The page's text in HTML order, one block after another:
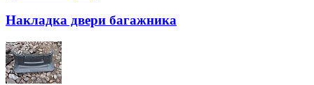
Накладка двери багажника